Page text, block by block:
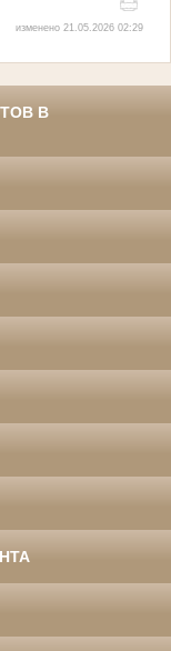
изменено 21.05.2026 02:29
В